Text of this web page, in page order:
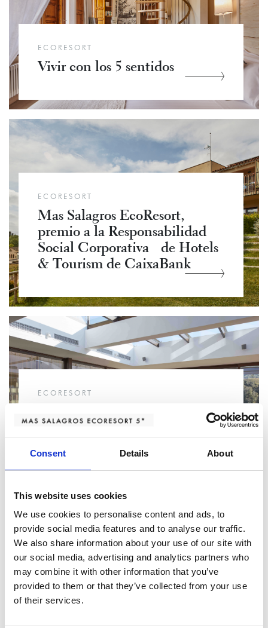
Consent Details About
This website uses cookies
We use cookies to personalise content and ads, to
provide social media features and to analyse our traffic.
We also share information about your use of our site with
our social media, advertising and analytics partners who
may combine it with other information that you’ve
provided to them or that they’ve collected from your use
of their services.
ECORESORT
Vivir con los 5 sentidos
ECORESORT
Mas Salagros EcoResort,
premio a la Responsabilidad
Social Corporativa de Hotels
& Tourism de CaixaBank
ECORESORT
Disfruta de tus copas bajo el
acristalado